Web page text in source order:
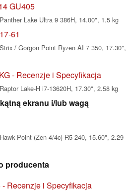
GU405
Lake Ultra 9 386H, 14.00", 1.5 kg
61
/ Gorgon Point Ryzen AI 7 350, 17.30",
- Recenzje i Specyfikacja
Lake-H i7-13620H, 17.30", 2.58 kg
ekranu i/lub wagą
Point (Zen 4/4c) R5 240, 15.60", 2.29
producenta
Recenzje i Specyfikacja